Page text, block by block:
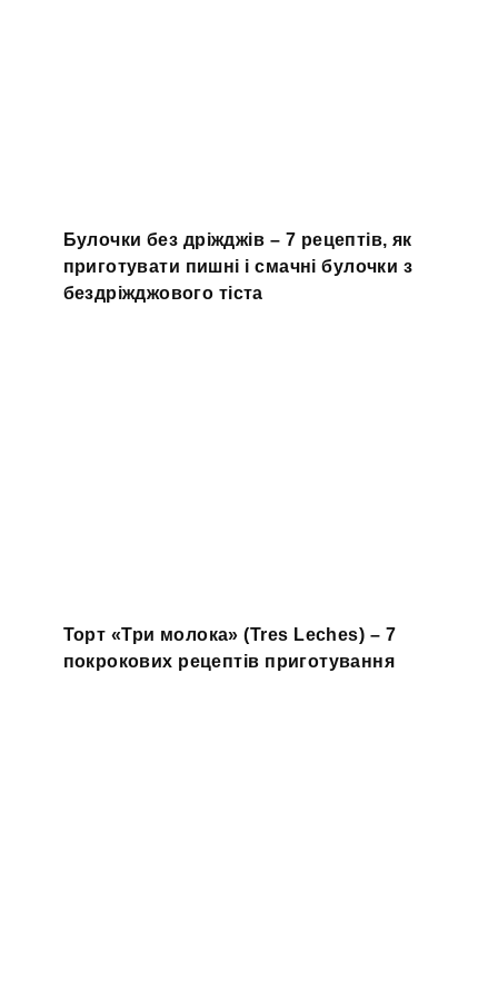
Булочки без дріжджів – 7 рецептів, як
приготувати пишні і смачні булочки з
бездріжджового тіста
Торт «Три молока» (Tres Leches) – 7
покрокових рецептів приготування